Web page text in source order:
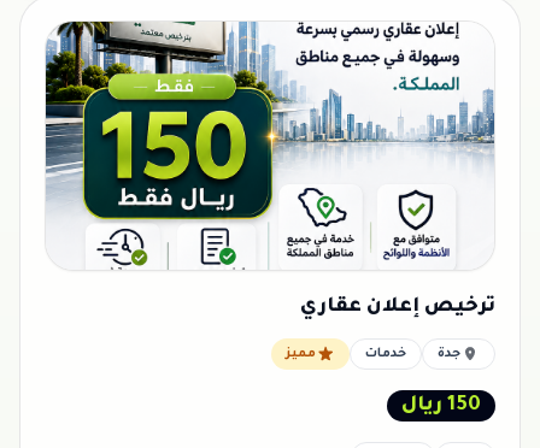
ترخيص إعلان عقاري
جدة خدمات مميز
150 ريال